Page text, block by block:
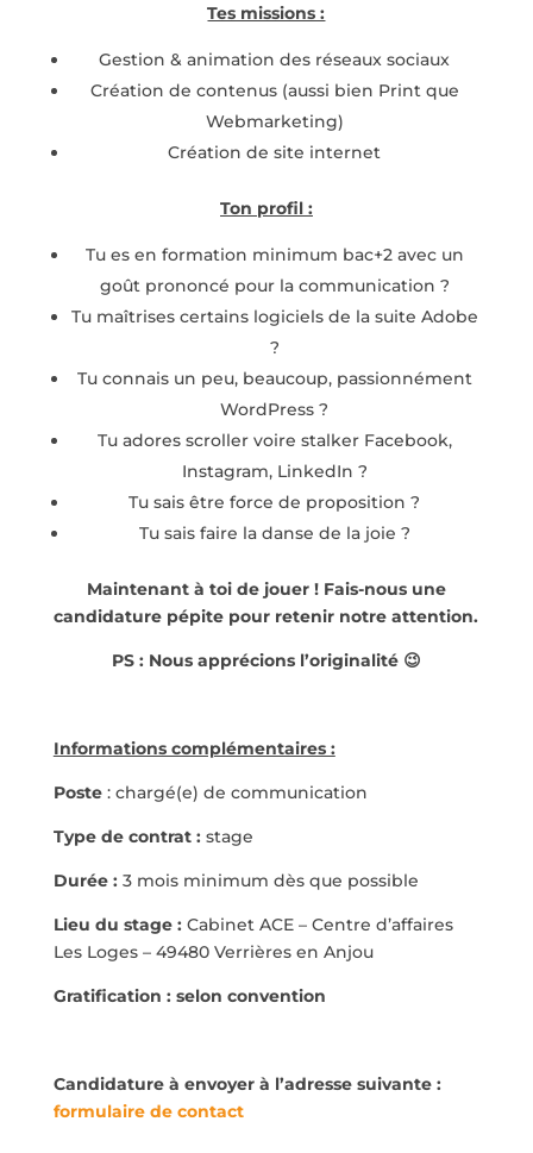
Tes missions :
Gestion & animation des réseaux sociaux
Création de contenus (aussi bien Print que
Webmarketing)
Création de site internet
Ton profil :
Tu es en formation minimum bac+2 avec un
goût prononcé pour la communication ?
Tu maîtrises certains logiciels de la suite Adobe
?
Tu connais un peu, beaucoup, passionnément
WordPress ?
Tu adores scroller voire stalker Facebook,
Instagram, LinkedIn ?
Tu sais être force de proposition ?
Tu sais faire la danse de la joie ?
Maintenant à toi de jouer ! Fais-nous une
candidature pépite pour retenir notre attention.
PS : Nous apprécions l’originalité 😉
Informations complémentaires :
Poste : chargé(e) de communication
Type de contrat : stage
Durée : 3 mois minimum dès que possible
Lieu du stage : Cabinet ACE – Centre d’affaires
Les Loges – 49480 Verrières en Anjou
Gratification : selon convention
Candidature à envoyer à l’adresse suivante :
formulaire de contact